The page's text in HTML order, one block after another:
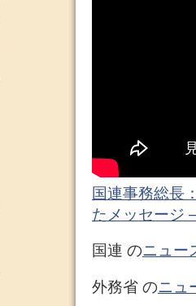
国連事務総長
たメッセージ
国連 のニュー
外務省 のニュ